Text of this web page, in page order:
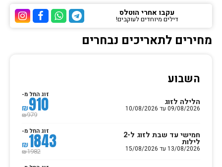
ערוץ ערוץ
ערוץ הוואטסאפ
ערוץ הטלגרם של הוטלס
עקבו אחרי הוטלס
דילים מיוחדים לעוקבים!
מחירים לתאריכים נבחרים
השבוע
הלילה לזוג
09/08/2026 עד 10/08/2026
זוג החל מ-
₪910
₪979
חמישי עד שבת לזוג ל-2
לילות
13/08/2026 עד 15/08/2026
זוג החל מ-
₪1843
₪1982